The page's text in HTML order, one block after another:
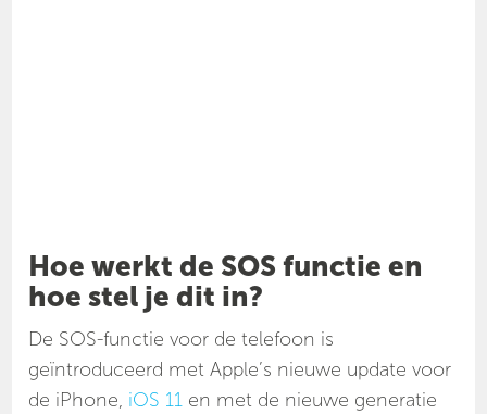
Hoe werkt de SOS functie en
hoe stel je dit in?
De SOS-functie voor de telefoon is
geïntroduceerd met Apple’s nieuwe update voor
de iPhone, iOS 11 en met de nieuwe generatie